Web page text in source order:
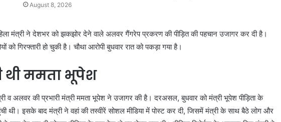
August 8, 2026
मंत्री ने देशभर को झकझोर देने वाले अलवर गैंगरेप प्रकरण की पीड़ित की पहचान उजागर कर दी है।
गिरफ्तारी हो चुकी है। चौथा आरोपी बुधवार रात को पकड़ा गया है।
थी ममता भूपेश
व अलवर की प्रभारी मंत्री ममता भूपेश ने उजागर की है। दरअसल, बुधवार को मंत्री भूपेश पीड़िता के
थी। इसके बाद मंत्री ने वहां की तस्वीरें सोशल मीडिया में पोस्ट कर दी, जिसमें मंत्री के साथ बैठे लोग और